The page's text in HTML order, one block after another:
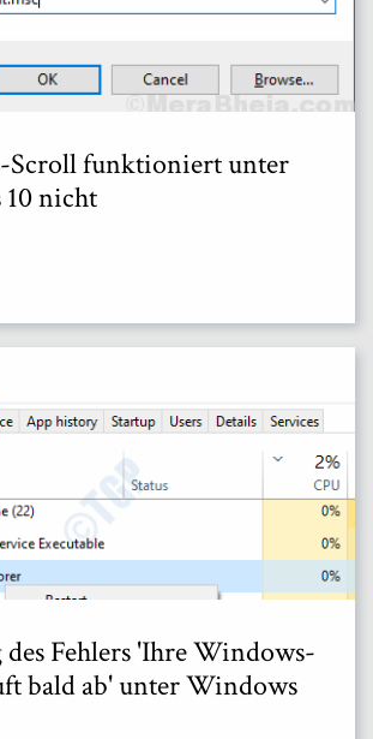
Scroll funktioniert unter
nicht
des Fehlers 'Ihre Windows-
bald ab' unter Windows